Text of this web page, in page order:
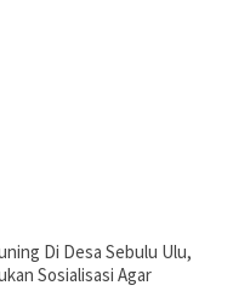
Di Desa Sebulu Ulu,
Sosialisasi Agar